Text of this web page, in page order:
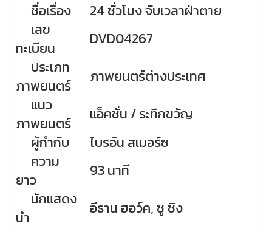
ชื่อเรื่อง
24 ชั่วโมง จับเวลาฝ่าตาย
เลข
ทะเบียน
DVD04267
ประเภท
ภาพยนตร์
ภาพยนตร์ต่างประเทศ
แนว
ภาพยนตร์
แอ็คชั่น / ระทึกขวัญ
ผู้กำกับ
ไบรอัน สเมอร์ซ
ความ
ยาว
93 นาที
นักแสดง
นำ
อีธาน ฮอว์ค, ซู ชิง